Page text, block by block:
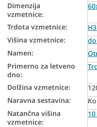
Otroške
Otroške
Otroške
Dimenzija
vzmetnice:
Trdota vzmetnice:
Višina vzmetnice:
Namen:
Primerno za letveno
dno:
Dolžina vzmetnice:
Naravna sestavina:
Natančna višina
vzmetnice: